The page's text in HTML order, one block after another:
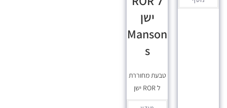
ישן
Manson
s
טבעת מחוררת